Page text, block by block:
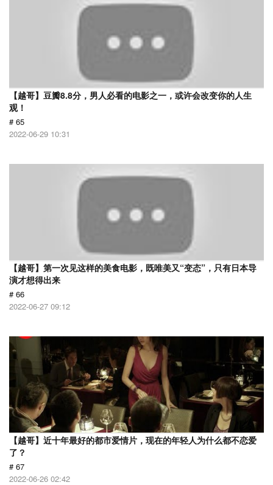
【越哥】豆瓣8.8分，男人必看的电影之一，或许会改变你的人生
观！
# 65
2022-06-29 10:31
【越哥】第一次见这样的美食电影，既唯美又“变态”，只有日本导
演才想得出来
# 66
2022-06-27 09:12
【越哥】近十年最好的都市爱情片，现在的年轻人为什么都不恋爱
了？
# 67
2022-06-26 02:42